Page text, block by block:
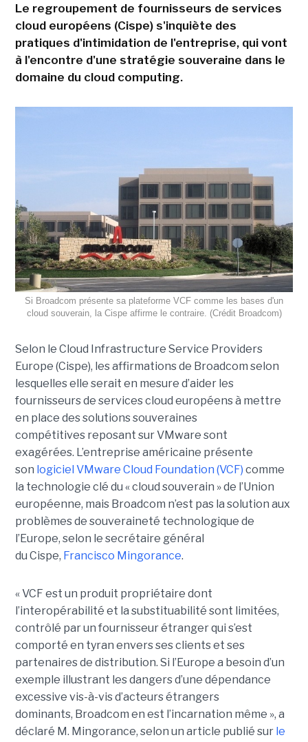
Le regroupement de fournisseurs de services
cloud européens (Cispe) s'inquiète des
pratiques d'intimidation de l'entreprise, qui vont
à l'encontre d'une stratégie souveraine dans le
domaine du cloud computing.
Si Broadcom présente sa plateforme VCF comme les bases d'un
cloud souverain, la Cispe affirme le contraire. (Crédit Broadcom)
Selon le Cloud Infrastructure Service Providers
Europe (Cispe), les affirmations de Broadcom selon
lesquelles elle serait en mesure d’aider les
fournisseurs de services cloud européens à mettre
en place des solutions souveraines
compétitives reposant sur VMware sont
exagérées. L’entreprise américaine présente
son logiciel VMware Cloud Foundation (VCF) comme
la technologie clé du « cloud souverain » de l’Union
européenne, mais Broadcom n’est pas la solution aux
problèmes de souveraineté technologique de
l’Europe, selon le secrétaire général
du Cispe, Francisco Mingorance.
« VCF est un produit propriétaire dont
l’interopérabilité et la substituabilité sont limitées,
contrôlé par un fournisseur étranger qui s’est
comporté en tyran envers ses clients et ses
partenaires de distribution. Si l’Europe a besoin d’un
exemple illustrant les dangers d’une dépendance
excessive vis-à-vis d’acteurs étrangers
dominants, Broadcom en est l’incarnation même », a
déclaré M. Mingorance, selon un article publié sur le